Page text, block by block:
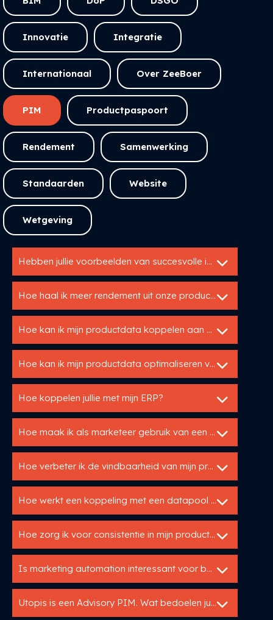
Innovatie Integratie
Internationaal Over ZeeBoer
PIM Productpaspoort
Rendement Samenwerking
Standaarden Website
Wetgeving
Hebben jullie voorbeelden van succesvolle implementaties van Utopis?
Hoe haal ik meer rendement uit onze productdata?
Hoe kan ik mijn productdata koppelen aan mijn website of webshop?
Hoe kan ik mijn productdata optimaliseren voor internationale markten?
Hoe koppelen jullie met mijn ERP?
Hoe maak ik als marketeer gebruik van een PIM?
Hoe verbeter ik de vindbaarheid van mijn producten online?
Hoe werkt een koppeling met een datapool zoals IB?
Hoe zorg ik voor consistentie in mijn productinformatie over verschillende kanalen?
Is marketing automation interessant voor bouwfabrikanten?
Utopis is een Advisory PIM. Wat bedoelen jullie daarmee?